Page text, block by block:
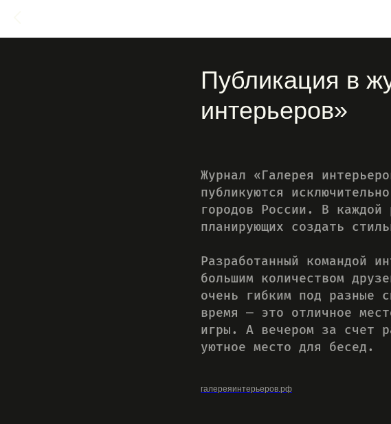
Публикация в
интерьеров»
Журнал «Галерея
публикуются
городов России. В каждой
планирующих создать
Разработанный командой
большим количеством
очень гибким под разные
время — это отличное
игры. А вечером за счет
уютное место для бесед.
галереяинтерьеров.рф